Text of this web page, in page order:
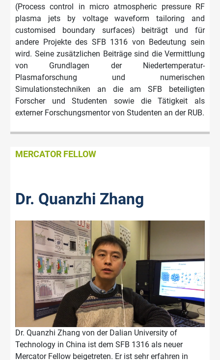
(Process control in micro atmospheric pressure RF
plasma jets by voltage waveform tailoring and
customised boundary surfaces) beiträgt und für
andere Projekte des SFB 1316 von Bedeutung sein
wird. Seine zusätzlichen Beiträge sind die Vermittlung
von Grundlagen der Niedertemperatur-
Plasmaforschung und numerischen
Simulationstechniken an die am SFB beteiligten
Forscher und Studenten sowie die Tätigkeit als
externer Forschungsmentor von Studenten an der RUB.
MERCATOR FELLOW
Dr. Quanzhi Zhang
Dr. Quanzhi Zhang von der Dalian University of
Technology in China ist dem SFB 1316 als neuer
Mercator Fellow beigetreten. Er ist sehr erfahren in